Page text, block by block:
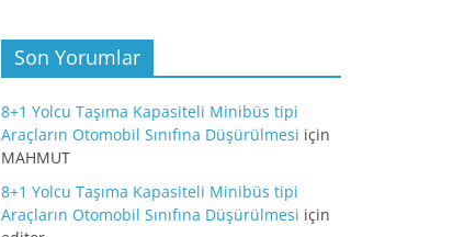
Son Yorumlar
8+1 Yolcu Taşıma Kapasiteli Minibüs tipi
Araçların Otomobil Sınıfına Düşürülmesi için
MAHMUT
8+1 Yolcu Taşıma Kapasiteli Minibüs tipi
Araçların Otomobil Sınıfına Düşürülmesi için